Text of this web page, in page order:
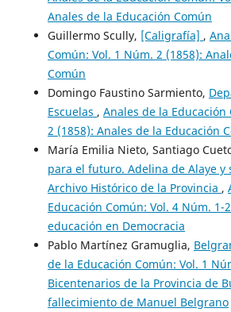
Anales de la Educación Común
Guillermo Scully, [Caligrafía] ,
Común: Vol. 1 Núm. 2 (1858):
Común
Domingo Faustino Sarmiento,
Escuelas , Anales de la Educación
2 (1858): Anales de la Educación
María Emilia Nieto, Santiago
para el futuro. Adelina de Alaye y
Archivo Histórico de la Provincia ,
Educación Común: Vol. 4 Núm. 1-
educación en Democracia
Pablo Martínez Gramuglia,
de la Educación Común: Vol. 1
Bicentenarios de la Provincia de
fallecimiento de Manuel Belgrano